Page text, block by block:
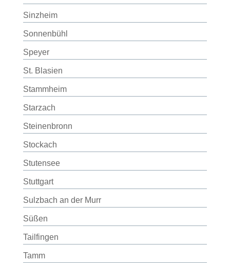
Sinzheim
Sonnenbühl
Speyer
St. Blasien
Stammheim
Starzach
Steinenbronn
Stockach
Stutensee
Stuttgart
Sulzbach an der Murr
Süßen
Tailfingen
Tamm